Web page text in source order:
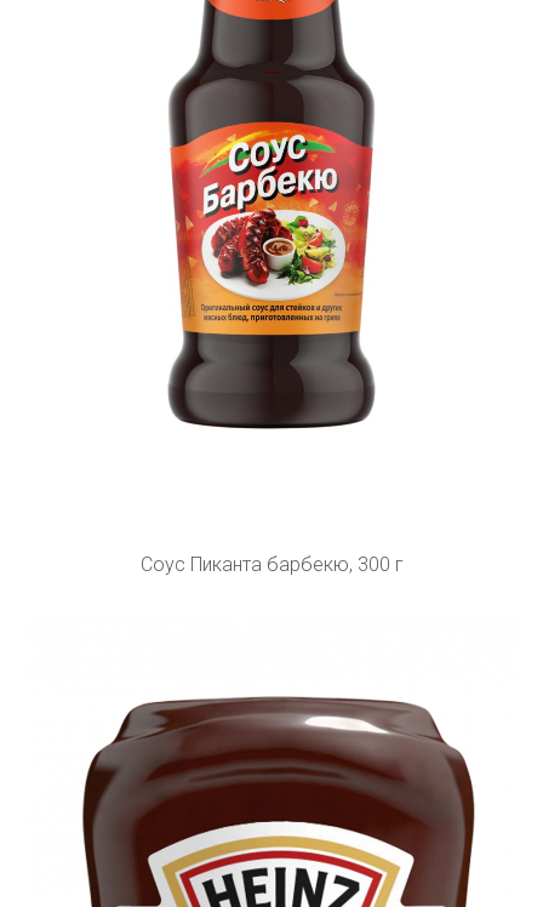
Соус Пиканта барбекю, 300 г